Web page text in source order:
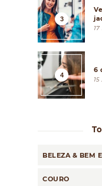
17
6
15
BELEZA & BEM
COURO